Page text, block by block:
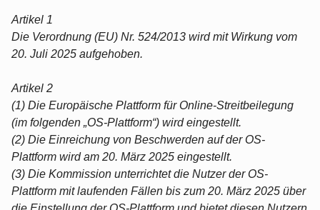
Artikel 1
Die Verordnung (EU) Nr. 524/2013 wird mit Wirkung vom
20. Juli 2025 aufgehoben.
Artikel 2
(1) Die Europäische Plattform für Online-Streitbeilegung
(im folgenden „OS-Plattform“) wird eingestellt.
(2) Die Einreichung von Beschwerden auf der OS-
Plattform wird am 20. März 2025 eingestellt.
(3) Die Kommission unterrichtet die Nutzer der OS-
Plattform mit laufenden Fällen bis zum 20. März 2025 über